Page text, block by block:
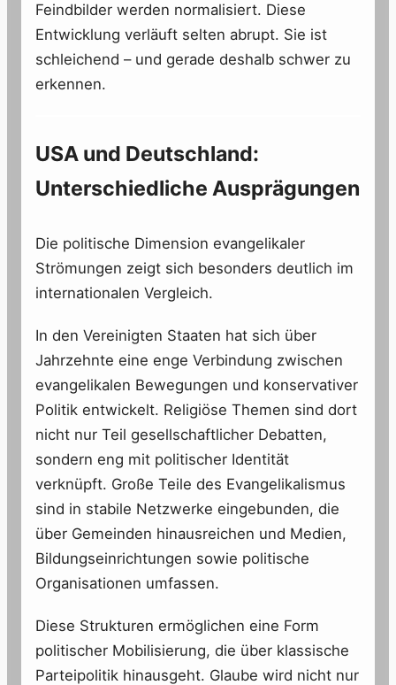
Feindbilder werden normalisiert. Diese
Entwicklung verläuft selten abrupt. Sie ist
schleichend – und gerade deshalb schwer zu
erkennen.
USA und Deutschland:
Unterschiedliche Ausprägungen
Die politische Dimension evangelikaler
Strömungen zeigt sich besonders deutlich im
internationalen Vergleich.
In den Vereinigten Staaten hat sich über
Jahrzehnte eine enge Verbindung zwischen
evangelikalen Bewegungen und konservativer
Politik entwickelt. Religiöse Themen sind dort
nicht nur Teil gesellschaftlicher Debatten,
sondern eng mit politischer Identität
verknüpft. Große Teile des Evangelikalismus
sind in stabile Netzwerke eingebunden, die
über Gemeinden hinausreichen und Medien,
Bildungseinrichtungen sowie politische
Organisationen umfassen.
Diese Strukturen ermöglichen eine Form
politischer Mobilisierung, die über klassische
Parteipolitik hinausgeht. Glaube wird nicht nur